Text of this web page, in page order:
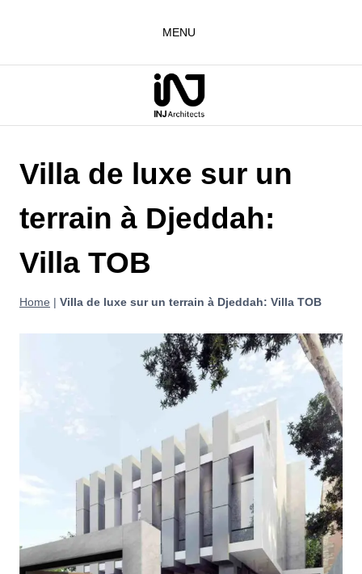
MENU
Villa de luxe sur un
terrain à Djeddah:
Villa TOB
Home | Villa de luxe sur un terrain à Djeddah: Villa TOB